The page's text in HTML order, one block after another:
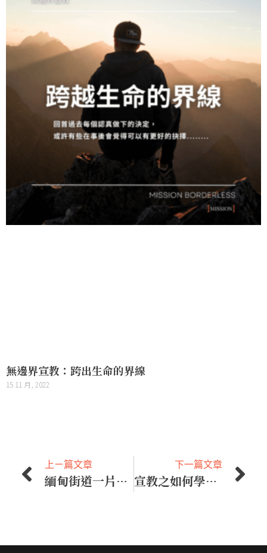
無邊界宣教：跨出生命的界線
15 11 月, 2022
上ㄧ篇文章
緬甸街道一片汪洋
下一篇文章
宣教之如何學語言 1：Teacher & Language Helper